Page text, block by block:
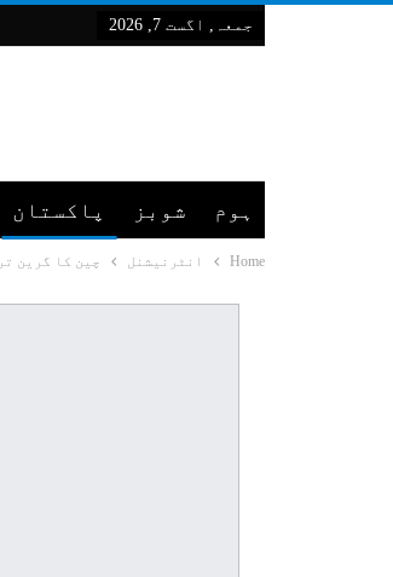
جمعہ, اگست 7, 2026
ہوم شوبز پاکستان
Home انٹرنیشنل چین کا گرین